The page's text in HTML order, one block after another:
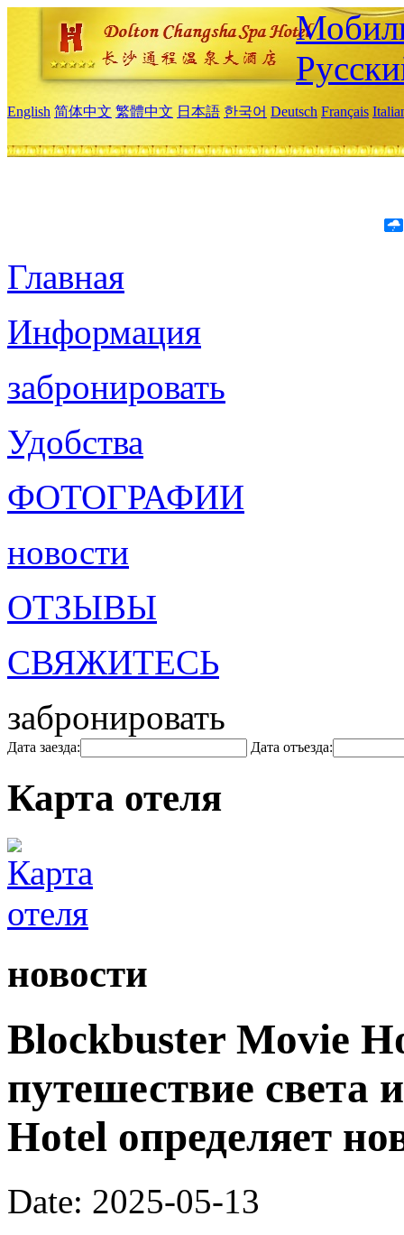
English 简体中文 繁體中文 日本語 한국어 Deutsch Français
Главная
Информация
забронировать
Удобства
ФОТОГРАФИИ
новости
ОТЗЫВЫ
СВЯЖИТЕСЬ
забронировать
Дата заезда: Дата отъезда:
Карта отеля
новости
Blockbuster Movie
путешествие света
Hotel определяет
Date: 2025-05-13